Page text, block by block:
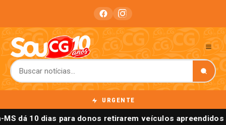
URGENTE
MS dá 10 dias para donos retirarem veículos apreendidos